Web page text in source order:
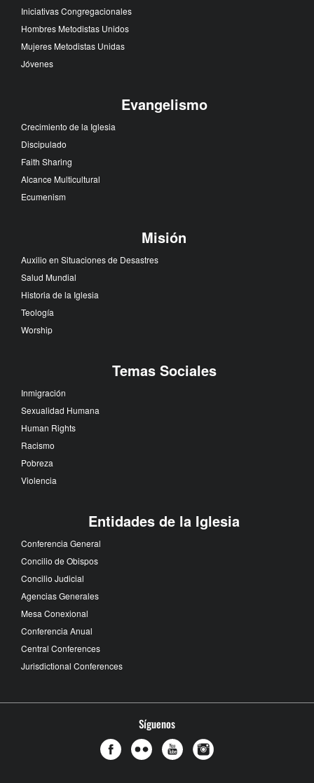
Iniciativas Congregacionales
Hombres Metodistas Unidos
Mujeres Metodistas Unidas
Jóvenes
Evangelismo
Crecimiento de la Iglesia
Discipulado
Faith Sharing
Alcance Multicultural
Ecumenism
Misión
Auxilio en Situaciones de Desastres
Salud Mundial
Historia de la Iglesia
Teología
Worship
Temas Sociales
Inmigración
Sexualidad Humana
Human Rights
Racismo
Pobreza
Violencia
Entidades de la Iglesia
Conferencia General
Concilio de Obispos
Concilio Judicial
Agencias Generales
Mesa Conexional
Conferencia Anual
Central Conferences
Jurisdictional Conferences
Síguenos